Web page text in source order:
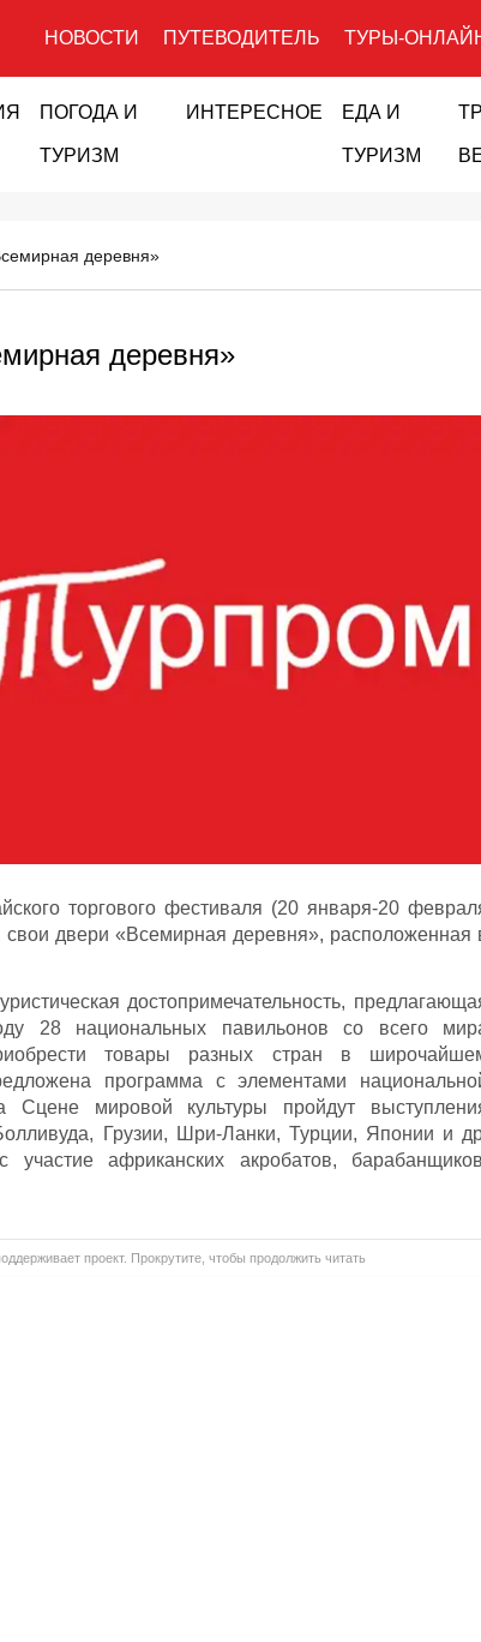
НОВОСТИ ПУТЕВОДИТЕЛЬ ТУРЫ-
ПОГОДА И
ТУРИЗМ
ИНТЕРЕСНОЕ ЕДА И
ТУРИЗМ
деревня»
деревня»
торгового фестиваля (20 января-20
свои двери «Всемирная деревня», расположенная
достопримечательность,
28 национальных павильонов со всего
товары разных стран в
программа с элементами
мировой культуры пройдут
Грузии, Шри-Ланки, Турции, Японии и
африканских акробатов,
проект. Прокрутите, чтобы продолжить читать